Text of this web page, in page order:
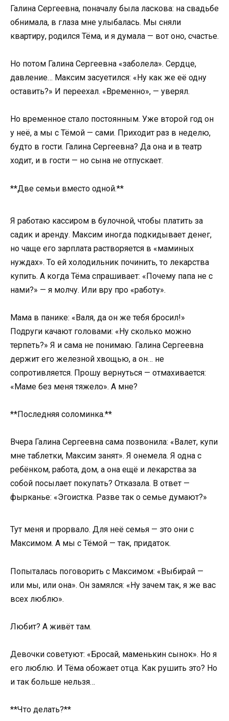
Галина Сергеевна, поначалу была ласкова: на свадьбе
обнимала, в глаза мне улыбалась. Мы сняли
квартиру, родился Тёма, и я думала — вот оно, счастье.
Но потом Галина Сергеевна «заболела». Сердце,
давление… Максим засуетился: «Ну как же её одну
оставить?» И переехал. «Временно», — уверял.
Но временное стало постоянным. Уже второй год он
у неё, а мы с Тёмой — сами. Приходит раз в неделю,
будто в гости. Галина Сергеевна? Да она и в театр
ходит, и в гости — но сына не отпускает.
**Две семьи вместо одной.**
Я работаю кассиром в булочной, чтобы платить за
садик и аренду. Максим иногда подкидывает денег,
но чаще его зарплата растворяется в «маминых
нуждах». То ей холодильник починить, то лекарства
купить. А когда Тёма спрашивает: «Почему папа не с
нами?» — я молчу. Или вру про «работу».
Мама в панике: «Валя, да он же тебя бросил!»
Подруги качают головами: «Ну сколько можно
терпеть?» Я и сама не понимаю. Галина Сергеевна
держит его железной хвощью, а он… не
сопротивляется. Прошу вернуться — отмахивается:
«Маме без меня тяжело». А мне?
**Последняя соломинка.**
Вчера Галина Сергеевна сама позвонила: «Валет, купи
мне таблетки, Максим занят». Я онемела. Я одна с
ребёнком, работа, дом, а она ещё и лекарства за
собой посылает покупать? Отказала. В ответ —
фырканье: «Эгоистка. Разве так о семье думают?»
Тут меня и прорвало. Для неё семья — это они с
Максимом. А мы с Тёмой — так, придаток.
Попыталась поговорить с Максимом: «Выбирай —
или мы, или она». Он замялся: «Ну зачем так, я же вас
всех люблю».
Любит? А живёт там.
Девочки советуют: «Бросай, маменькин сынок». Но я
его люблю. И Тёма обожает отца. Как рушить это? Но
и так больше нельзя…
**Что делать?**